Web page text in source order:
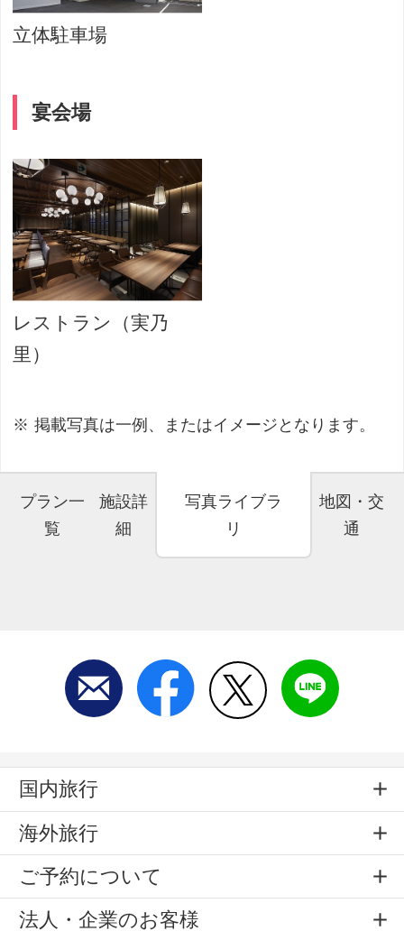
立体駐車場
宴会場
レストラン（実乃
里）
掲載写真は一例、またはイメージとなります。
プラン一
覧
施設詳
細
写真ライブラ
リ
地図・交
通
国内旅行
海外旅行
ご予約について
法人・企業のお客様